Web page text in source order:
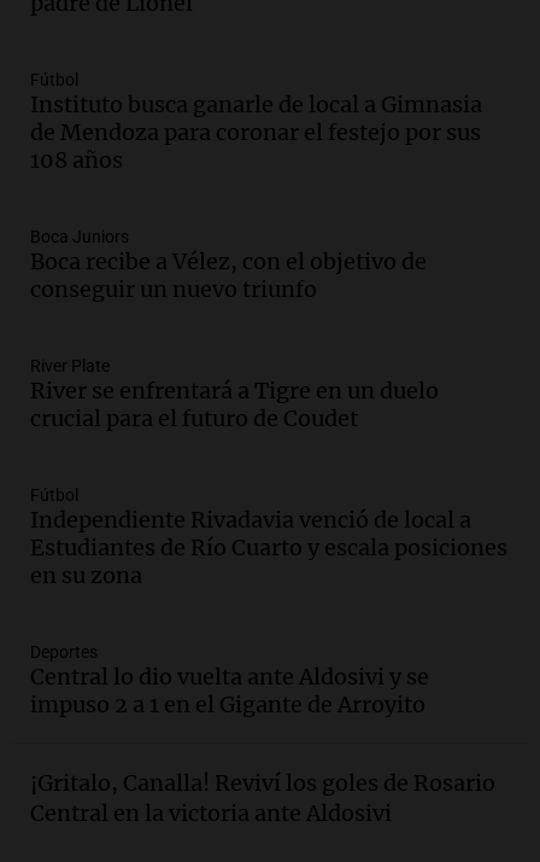
Audio.La inflación en Buenos Aires se
oficiales
Panorama Federal
Episodios
Audio.
Panorama Federal
Episodios
Audio. San Miguel de Tucumán:
seguridad
Panorama Federal
Episodios
fronterizo en Tucumán
Panorama Federal
Episodios
en San Luis
Panorama Federal
Episodios
abuso sexual: juicio programado para
diciembre de 2025
Panorama Federal
Fútbol
Instituto busca ganarle de local a Gimnasia
de Mendoza para coronar el festejo por sus
108 años
Boca Juniors
Boca recibe a Vélez, con el objetivo de
conseguir un nuevo triunfo
River Plate
River se enfrentará a Tigre en un duelo
crucial para el futuro de Coudet
Fútbol
Independiente Rivadavia venció de local a
Estudiantes de Río Cuarto y escala posiciones
en su zona
Deportes
Central lo dio vuelta ante Aldosivi y se
impuso 2 a 1 en el Gigante de Arroyito
¡Gritalo, Canalla! Reviví los goles de Rosario
Central en la victoria ante Aldosivi